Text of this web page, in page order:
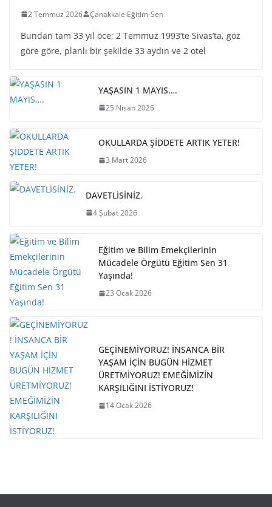
2 Temmuz 2026 Çanakkale Eğitim-Sen
Bundan tam 33 yıl öce; 2 Temmuz 1993’te Sivas’ta, göz
göre göre, planlı bir şekilde 33 aydın ve 2 otel
YAŞASIN 1 MAYIS….
25 Nisan 2026
OKULLARDA ŞİDDETE ARTIK YETER!
3 Mart 2026
DAVETLİSİNİZ.
4 Şubat 2026
Eğitim ve Bilim Emekçilerinin
Mücadele Örgütü Eğitim Sen 31
Yaşında!
23 Ocak 2026
GEÇİNEMİYORUZ! İNSANCA BİR
YAŞAM İÇİN BUGÜN HİZMET
ÜRETMİYORUZ! EMEĞİMİZİN
KARŞILIĞINI İSTİYORUZ!
14 Ocak 2026